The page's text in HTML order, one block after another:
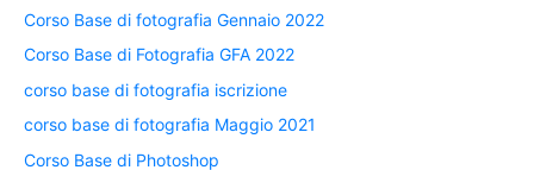
Corso Base di fotografia Gennaio 2022
Corso Base di Fotografia GFA 2022
corso base di fotografia iscrizione
corso base di fotografia Maggio 2021
Corso Base di Photoshop